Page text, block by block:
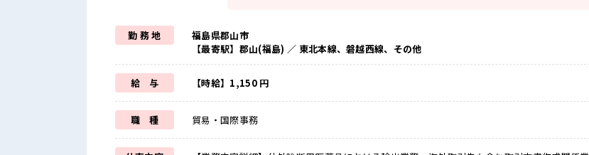
勤 務 地
福島県郡山市
【最寄駅】郡山(福島) ／ 東北本線、磐越西線、その他
給 与 【時給】1,150 円
職 種 貿易・国際事務